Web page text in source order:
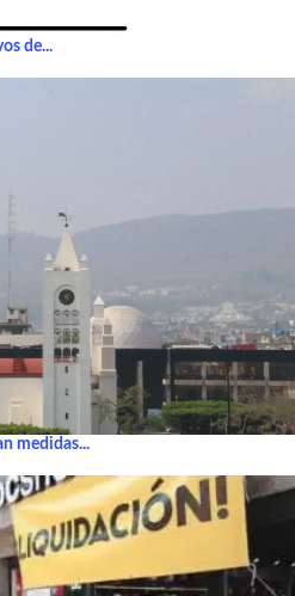
de...
medidas...